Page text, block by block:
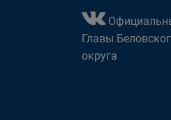
Главы
округа